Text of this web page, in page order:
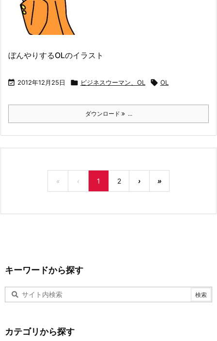
ぼんやりするOLのイラスト
 2012年12月25日  ビジネスウーマン、OL  OL
ダウンロード ...
« ‹ 1 2 › »
キーワードから探す
カテゴリから探す